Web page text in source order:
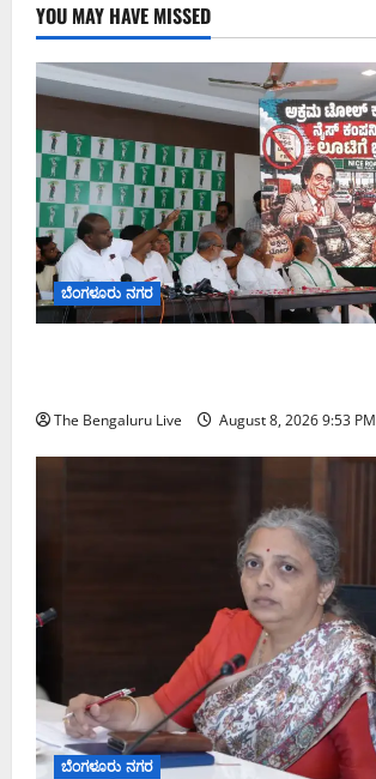
YOU MAY HAVE MISSED
ಬೆಂಗಳೂರು ನಗರ
The Bengaluru Live August 8, 2026 9:53 PM
ಬೆಂಗಳೂರು ನಗರ